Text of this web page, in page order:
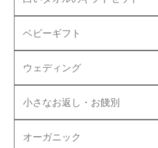
ベビーギフト
ウェディング
小さなお返し・お餞別
オーガニック